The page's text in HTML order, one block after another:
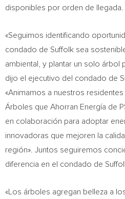
disponibles por orden de llegada.
«Seguimos identificando
condado de Suffolk sea
ambiental, y plantar un solo árbol
dijo el ejecutivo del condado de
«Animamos a nuestros
Árboles que Ahorran Energía de
en colaboración para adoptar
innovadoras que mejoren la
región». Juntos seguiremos
diferencia en el condado de
«Los árboles agregan belleza a